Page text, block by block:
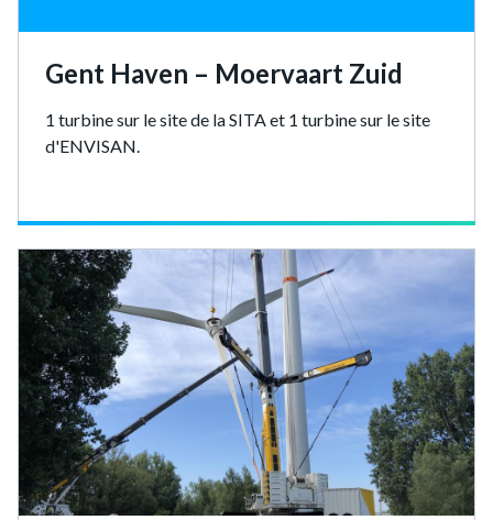
Gent Haven – Moervaart Zuid
1 turbine sur le site de la SITA et 1 turbine sur le site
d'ENVISAN.